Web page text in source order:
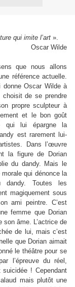
qui imite l’art ».
Oscar Wilde
que nous allons
référence actuelle.
Oscar Wilde à
de se prendre
propre sculpteur à
et le bon goût
qui lui épargne la
est rarement lui-
Dans l’œuvre
la figure de Dorian
du dandy. Mais le
qui dénonce la
dandy. Toutes les
magiquement sous
ami peintre. C’est
femme que Dorian
son âme. L’actrice de
de lui, mais c’est
que Dorian aimait
le théâtre pour se
l’épreuve du réel,
suicidée ! Cependant
mais plutôt une